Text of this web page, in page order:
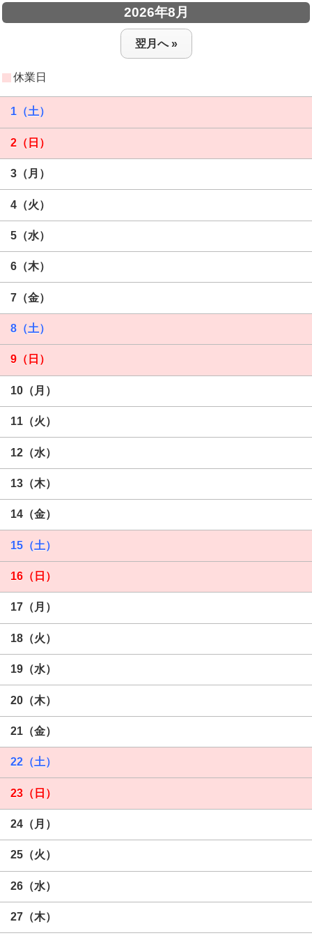
2026年8月
翌月へ »
休業日
1（土）
2（日）
3（月）
4（火）
5（水）
6（木）
7（金）
8（土）
9（日）
10（月）
11（火）
12（水）
13（木）
14（金）
15（土）
16（日）
17（月）
18（火）
19（水）
20（木）
21（金）
22（土）
23（日）
24（月）
25（火）
26（水）
27（木）